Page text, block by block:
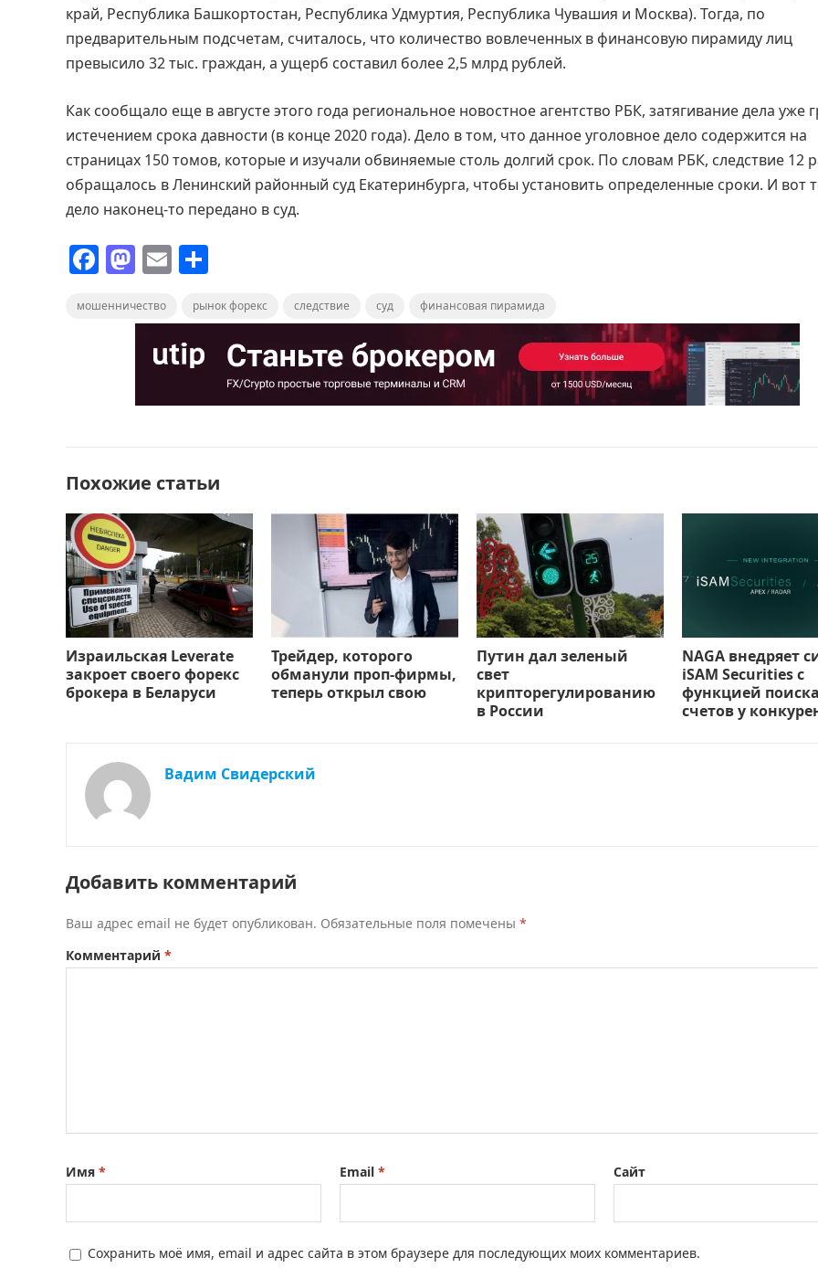
край, Республика Башкортостан, Республика Удмуртия, Республика Чувашия и Москва). Тогда, по
предварительным подсчетам, считалось, что количество вовлеченных в финансовую пирамиду лиц
превысило 32 тыс. граждан, а ущерб составил более 2,5 млрд рублей.
Как сообщало еще в августе этого года региональное новостное агентство РБК, затягивание дела уже
истечением срока давности (в конце 2020 года). Дело в том, что данное уголовное дело содержится на
страницах 150 томов, которые и изучали обвиняемые столь долгий срок. По словам РБК, следствие 12
обращалось в Ленинский районный суд Екатеринбурга, чтобы установить определенные сроки. И вот
дело наконец-то передано в суд.
F
c
M
st
o
E
ai
l
п
в
ь
мошенничество рынок форекс следствие суд финансовая пирамида
Похожие статьи
Израильская Leverate
закроет своего форекс
брокера в Беларуси
Трейдер, которого
обманули проп-фирмы,
теперь открыл свою
Путин дал зеленый
свет
крипторегулированию
в России
NAGA внедряет
iSAM Securities с
функцией поиска
счетов у
Вадим Свидерский
Добавить комментарий
Ваш адрес email не будет опубликован. Обязательные поля помечены *
Комментарий *
Имя * Email * Сайт
Сохранить моё имя, email и адрес сайта в этом браузере для последующих моих комментариев.